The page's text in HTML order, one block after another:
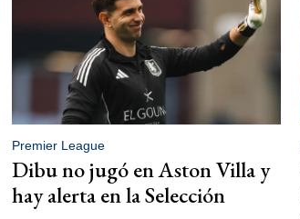
Premier League
Dibu no jugó en Aston Villa y
hay alerta en la Selección